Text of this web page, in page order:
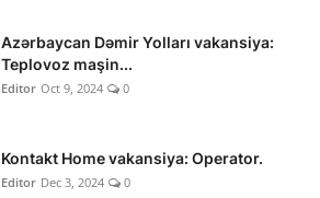
Azərbaycan Dəmir Yolları vakansiya:
Teplovoz maşin...
Editor Oct 9, 2024 0
Kontakt Home vakansiya: Operator.
Editor Dec 3, 2024 0